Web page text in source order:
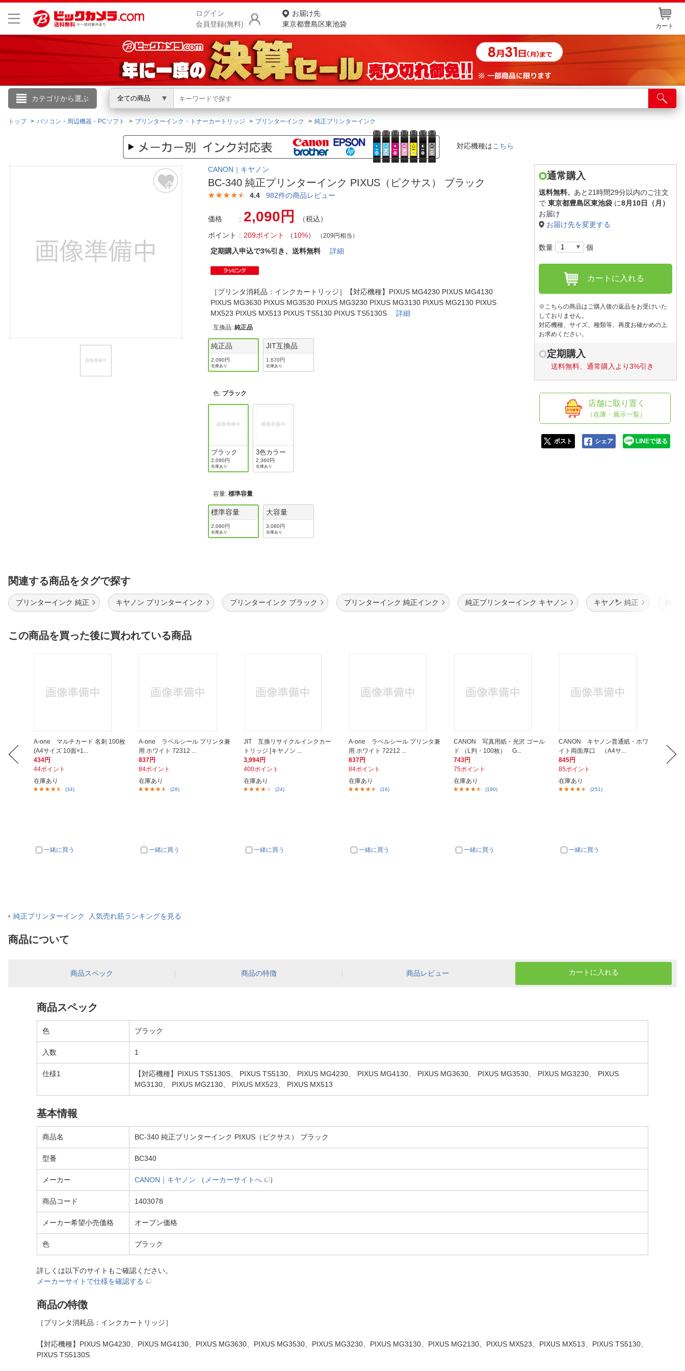
ログイン
会員登録(無料)
お届け先
東京都豊島区東池袋
カート
カテゴリから選ぶ 全ての商品
こんにちは
ログイン
新規会員登録
ほしいもの
お知らせ
商品をさがす
ランキングからさがす
お客様サポート
ご利用ガイド
よくある質問・お問合せ
ご利用規約
店舗サービス
ネット取り置き
English / 中文
トップ パソコン・周辺機器・PCソフト プリンターインク・トナーカートリッジ プリンターインク 純正プリンターインク
対応機種はこちら
CANON｜キヤノン
BC-340 純正プリンターインク PIXUS（ピクサス） ブラック
4.4 982件の商品レビュー
価格 2,090円
（税込）
ポイント
209ポイント （10%） （209円相当）
定期購入申込で3%引き、送料無料詳細
［プリンタ消耗品：インクカートリッジ］【対応機種】PIXUS MG4230 PIXUS MG4130
PIXUS MG3630 PIXUS MG3530 PIXUS MG3230 PIXUS MG3130 PIXUS MG2130 PIXUS
MX523 PIXUS MX513 PIXUS TS5130 PIXUS TS5130S詳細
互換品:純正品
純正品
2,090円
在庫あり
JIT互換品
1,670円
在庫あり
色: ブラック
ブラック
2,090円
在庫あり
3色カラー
2,360円
在庫あり
容量:標準容量
標準容量
2,090円
在庫あり
大容量
3,080円
在庫あり
通常購入
送料無料、 あと21時間29分以内のご注文
で 東京都豊島区東池袋 に8月10日（月）
お届け
お届け先を変更する
数量 個
カートに入れる
※こちらの商品はご購入後の返品をお受けいた
しておりません。
対応機種、サイズ、種類等、再度お確かめの上
お求めください。
定期購入
送料無料、通常購入より3%引き
店舗に取り置く
（在庫・展示一覧）
ポスト シェア LINEで送る
関連する商品をタグで探す
プリンターインク 純正 キヤノン プリンターインク プリンターインク ブラック プリンターインク 純正インク 純正プリンターインク キヤノン キヤノン 純正 純正
この商品を買った後に買われている商品
A-one マルチカード 名刺 100枚
(A4サイズ 10面×1...
434円
44ポイント
在庫あり
(34)
一緒に買う
A-one ラベルシール プリンタ兼
用 ホワイト 72312 ...
837円
84ポイント
在庫あり
(28)
一緒に買う
JIT 互換リサイクルインクカー
トリッジ [キヤノン ...
3,994円
400ポイント
在庫あり
(24)
一緒に買う
A-one ラベルシール プリンタ兼
用 ホワイト 72212 ...
837円
84ポイント
在庫あり
(16)
一緒に買う
CANON 写真用紙・光沢 ゴール
ド （L判・100枚） G...
743円
75ポイント
在庫あり
(190)
一緒に買う
CANON キヤノン普通紙・ホワ
イト両面厚口 （A4サ...
845円
85ポイント
在庫あり
(251)
一緒に買う
（A4
728円
純正プリンターインク 人気売れ筋ランキングを見る
商品について
カートに入れる
商品スペック 商品の特徴 商品レビュー
商品スペック
色 ブラック
入数 1
仕様1
【対応機種】PIXUS TS5130S、 PIXUS TS5130、 PIXUS MG4230、 PIXUS MG4130、 PIXUS MG3630、 PIXUS MG3530、 PIXUS MG3230、 PIXUS
MG3130、 PIXUS MG2130、 PIXUS MX523、 PIXUS MX513
基本情報
商品名 BC-340 純正プリンターインク PIXUS（ピクサス） ブラック
型番 BC340
メーカー CANON｜キヤノン （ メーカーサイトへ ）
商品コード 1403078
メーカー希望小売価格 オープン価格
色 ブラック
詳しくは以下のサイトもご確認ください。
メーカーサイトで仕様を確認する
商品の特徴
［プリンタ消耗品：インクカートリッジ］
【対応機種】PIXUS MG4230、PIXUS MG4130、PIXUS MG3630、PIXUS MG3530、PIXUS MG3230、PIXUS MG3130、PIXUS MG2130、PIXUS MX523、PIXUS MX513、PIXUS TS5130、
PIXUS TS5130S